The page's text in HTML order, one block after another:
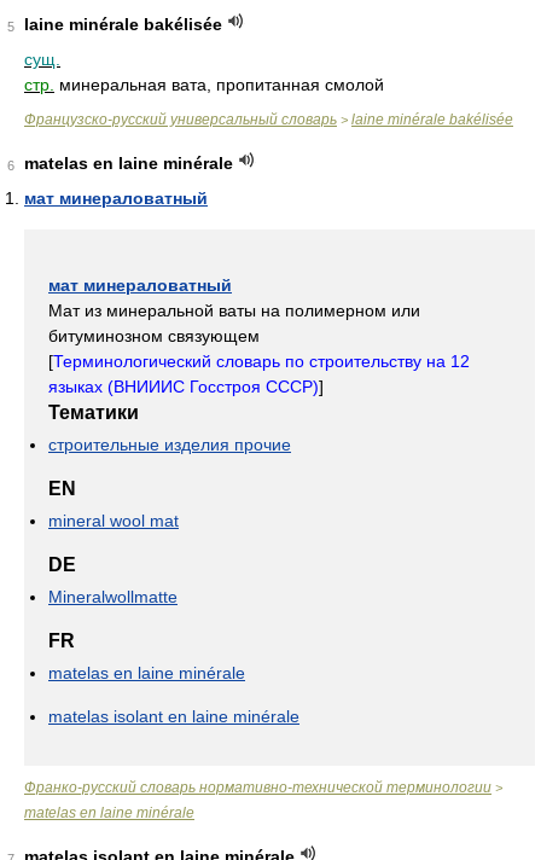
5
laine minérale bakélisée
сущ.
стр. минеральная вата, пропитанная смолой
Французско-русский универсальный словарь > laine minérale bakélisée
6
matelas en laine minérale
мат минераловатный
мат минераловатный
Мат из минеральной ваты на полимерном или
битуминозном связующем
[Терминологический словарь по строительству на 12
языках (ВНИИИС Госстроя СССР)]
Тематики
строительные изделия прочие
EN
mineral wool mat
DE
Mineralwollmatte
FR
matelas en laine minérale
matelas isolant en laine minérale
Франко-русский словарь нормативно-технической терминологии >
matelas en laine minérale